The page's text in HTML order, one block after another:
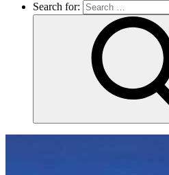
Search for: